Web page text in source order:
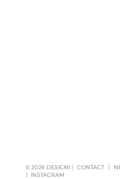
© 2026 DESIGNI | CONTACT
INSTAGRAM